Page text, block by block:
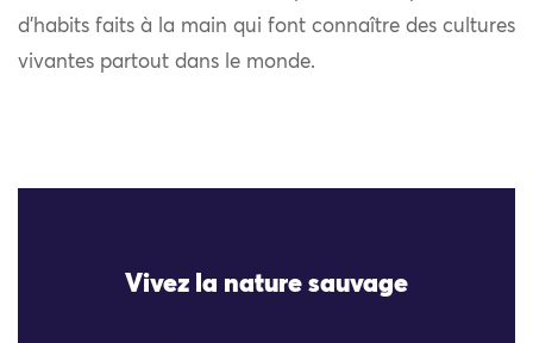
d’habits faits à la main qui font connaître des cultures
vivantes partout dans le monde.
Vivez la nature sauvage